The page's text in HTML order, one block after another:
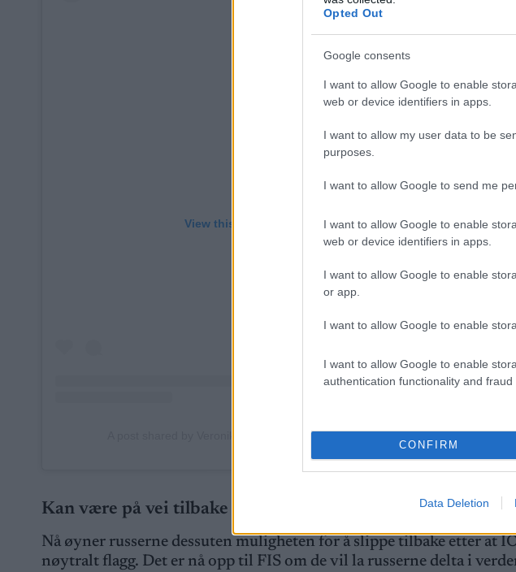
Opted Out
Google consents
I want to allow Google to enable
web or device identifiers in apps.
I want to allow my user data to be
purposes.
I want to allow Google to send me
I want to allow Google to enable
web or device identifiers in apps.
I want to allow Google to enable
or app.
I want to allow Google to enable
I want to allow Google to enable
authentication functionality and
CONFIRM
Data Deletion
View this post on Instagram
A post shared by Veronika Stepanova (@stepanova_nika01)
Kan være på vei tilbake
Nå øyner russerne dessuten muligheten for å slippe tilbake etter at
nøytralt flagg. Det er nå opp til FIS om de vil la russerne delta i